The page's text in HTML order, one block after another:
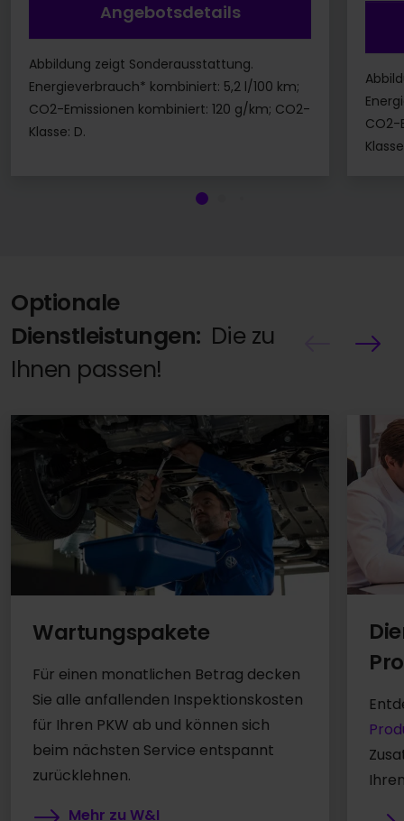
Angebotsdetails
Abbildung zeigt Sonderausstattung.
Energieverbrauch* kombiniert: 5,2 l/100 km;
CO2-Emissionen kombiniert: 120 g/km; CO2-
Klasse: D.
CO2-
Optionale
Dienstleistungen: Die zu
Ihnen passen!
Wartungspakete
Für einen monatlichen Betrag decken
Sie alle anfallenden Inspektionskosten
für Ihren PKW ab und können sich
beim nächsten Service entspannt
zurücklehnen.
Mehr zu W&I